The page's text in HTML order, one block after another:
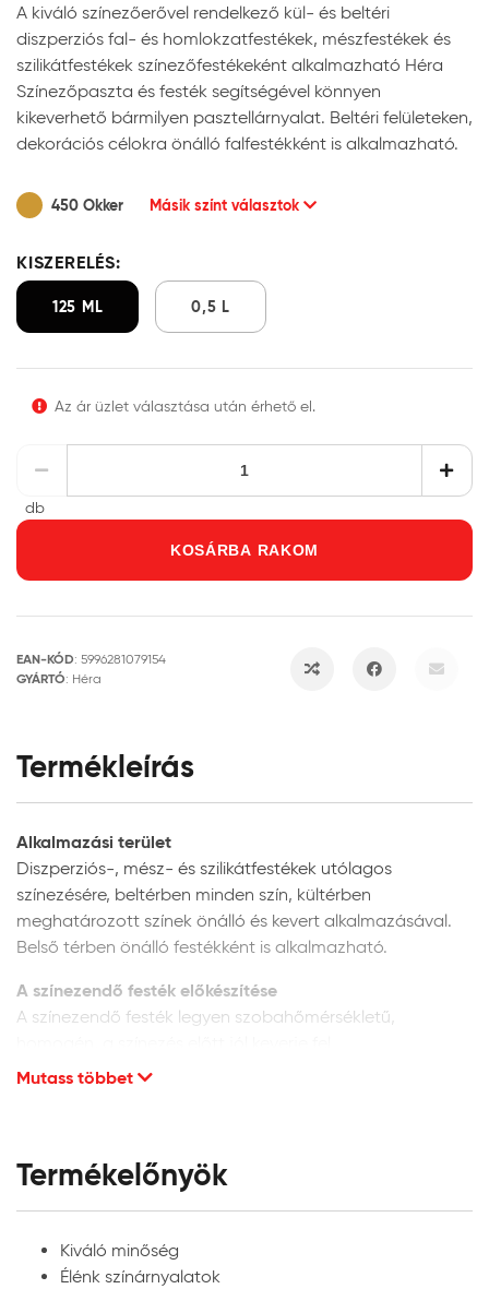
A kiváló színezőerővel rendelkező kül- és beltéri
diszperziós fal- és homlokzatfestékek, mészfestékek és
szilikátfestékek színezőfestékeként alkalmazható Héra
Színezőpaszta és festék segítségével könnyen
kikeverhető bármilyen pasztellárnyalat. Beltéri felületeken,
dekorációs célokra önálló falfestékként is alkalmazható.
450 Okker Másik színt választok
KISZERELÉS:
125 ML 0,5 L
Az ár üzlet választása után érhető el.
db
KOSÁRBA RAKOM
EAN-KÓD: 5996281079154
GYÁRTÓ: Héra
Termékleírás
Alkalmazási terület
Diszperziós-, mész- és szilikátfestékek utólagos
színezésére, beltérben minden szín, kültérben
meghatározott színek önálló és kevert alkalmazásával.
Belső térben önálló festékként is alkalmazható.
A színezendő festék előkészítése
A színezendő festék legyen szobahőmérsékletű,
Diszperziós festékek színezése:
Héra Színezőpasztát és festéket jól rázza fel,
homogenizálja, majd kis részletekben, folyamatos
keverés mellett adagolja a színezendő festékhez.
Belső térben minden szín alkalmazható, diszperziós
homlokzatfestékekhez azonban a megfelelő UV-
Mutass többet
Termékelőnyök
Kiváló minőség
Élénk színárnyalatok